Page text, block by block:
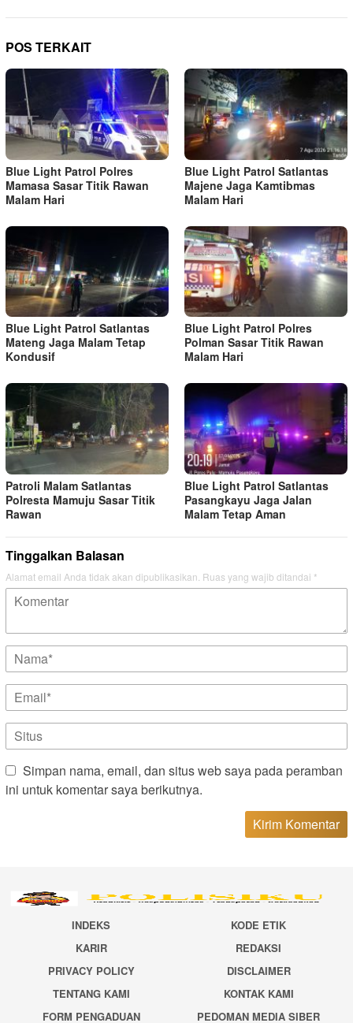
POS TERKAIT
Blue Light Patrol Polres
Mamasa Sasar Titik Rawan
Malam Hari
Blue Light Patrol Satlantas
Majene Jaga Kamtibmas
Malam Hari
Blue Light Patrol Satlantas
Mateng Jaga Malam Tetap
Kondusif
Blue Light Patrol Polres
Polman Sasar Titik Rawan
Malam Hari
Patroli Malam Satlantas
Polresta Mamuju Sasar Titik
Rawan
Blue Light Patrol Satlantas
Pasangkayu Jaga Jalan
Malam Tetap Aman
Tinggalkan Balasan
Alamat email Anda tidak akan dipublikasikan. Ruas yang wajib ditandai *
Simpan nama, email, dan situs web saya pada peramban
ini untuk komentar saya berikutnya.
INDEKS
KODE ETIK
KARIR
REDAKSI
PRIVACY POLICY
DISCLAIMER
TENTANG KAMI
KONTAK KAMI
FORM PENGADUAN
PEDOMAN MEDIA SIBER